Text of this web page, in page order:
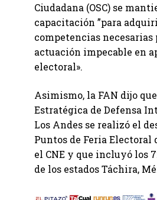
Ciudadana (OSC) se
capacitación ”para
competencias necesarias
actuación impecable en
electoral».
Asimismo, la FAN dijo
Estratégica de Defensa
Los Andes se realizó el
Puntos de Feria Electoral
el CNE y que incluyó los
de los estados Táchira,